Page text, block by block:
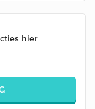
hier